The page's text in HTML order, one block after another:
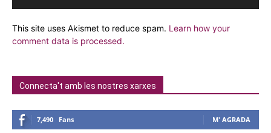
This site uses Akismet to reduce spam. Learn how your
comment data is processed.
Connecta't amb les nostres xarxes
7,490 Fans M' AGRADA